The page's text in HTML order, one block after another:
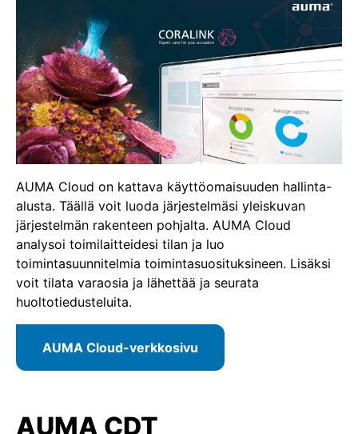
AUMA Cloud on kattava käyttöomaisuuden hallinta-
alusta. Täällä voit luoda järjestelmäsi yleiskuvan
järjestelmän rakenteen pohjalta. AUMA Cloud
analysoi toimilaitteidesi tilan ja luo
toimintasuunnitelmia toimintasuosituksineen. Lisäksi
voit tilata varaosia ja lähettää ja seurata
huoltotiedusteluita.
AUMA Cloud-verkkosivu
AUMA CDT